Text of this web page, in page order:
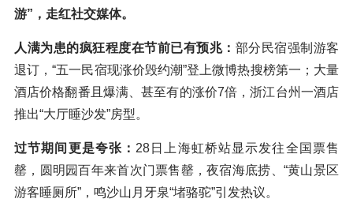
游”，走红社交媒体。
人满为患的疯狂程度在节前已有预兆： 部分民宿强制游客
退订，“五一民宿现涨价毁约潮”登上微博热搜榜第一；大量
酒店价格翻番且爆满、甚至有的涨价7倍，浙江台州一酒店
推出“大厅睡沙发”房型。
过节期间更是夸张： 28日上海虹桥站显示发往全国票售
罄，圆明园百年来首次门票售罄，夜宿海底捞、“黄山景区
游客睡厕所”，鸣沙山月牙泉“堵骆驼”引发热议。